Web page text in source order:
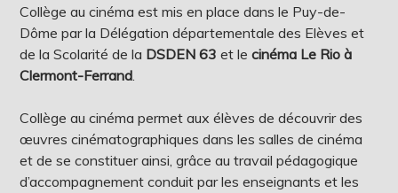
Collège au cinéma est mis en place dans le Puy-de-
Dôme par la Délégation départementale des Elèves et
de la Scolarité de la DSDEN 63 et le cinéma Le Rio à
Clermont-Ferrand.
Collège au cinéma permet aux élèves de découvrir des
œuvres cinématographiques dans les salles de cinéma
et de se constituer ainsi, grâce au travail pédagogique
d’accompagnement conduit par les enseignants et les